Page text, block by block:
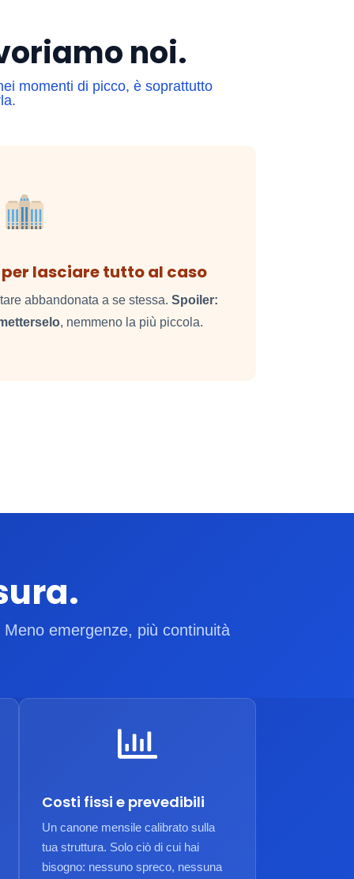
noi.
momenti di picco, è soprattutto
lasciare tutto al caso
abbandonata a se stessa. Spoiler:
, nemmeno la più piccola.
emergenze, più continuità
Costi fissi e prevedibili
Un canone mensile calibrato sulla
tua struttura. Solo ciò di cui hai
bisogno: nessuno spreco, nessuna